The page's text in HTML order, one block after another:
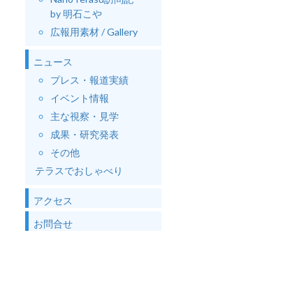
by 明石こや
広報用素材 / Gallery
ニュース
プレス・報道実績
イベント情報
主な視察・見学
成果・研究発表
その他
テラスでおしゃべり
アクセス
お問合せ